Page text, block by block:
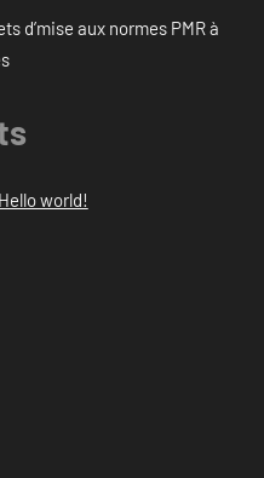
d’mise aux normes PMR à
Hello world!